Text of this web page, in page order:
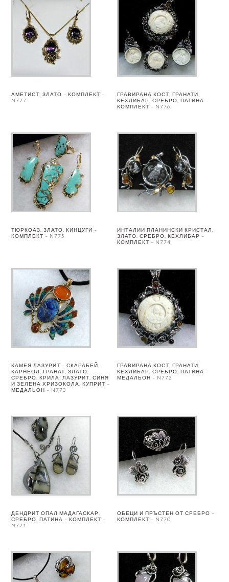
АМЕТИСТ, ЗЛАТО – КОМПЛЕКТ –
N777
ГРАВИРАНА КОСТ, ГРАНАТИ,
КЕХЛИБАР, СРЕБРО, ПАТИНА –
КОМПЛЕКТ – N776
ТЮРКОАЗ, ЗЛАТО, КИНЦУГИ –
КОМПЛЕКТ – N775
ИНТАЛИИ ПЛАНИНСКИ КРИСТАЛ,
ЗЛАТО, СРЕБРО, КЕХЛИБАР –
КОМПЛЕКТ – N774
КАМЕЯ ЛАЗУРИТ – СКАРАБЕЙ,
КАРНЕОЛ, ГРАНАТ, ЗЛАТО,
СРЕБРО. КРИЛА: ЛАЗУРИТ, СИНЯ
И ЗЕЛЕНА ХРИЗОКОЛА, КУПРИТ –
МЕДАЛЬОН – N773
ГРАВИРАНА КОСТ, ГРАНАТИ,
КЕХЛИБАР, СРЕБРО, ПАТИНА –
МЕДАЛЬОН – N772
ДЕНДРИТ ОПАЛ МАДАГАСКАР,
СРЕБРО, ПАТИНА – КОМПЛЕКТ –
N771
ОБЕЦИ И ПРЪСТЕН ОТ СРЕБРО –
КОМПЛЕКТ – N770